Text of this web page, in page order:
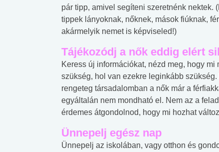
pár tipp, amivel segíteni szeretnénk nektek.
tippek lányoknak, nőknek, mások fiúknak,
akármelyik nemet is képviseled!)
Tájékozódj a nők eddig elért
Keress új információkat, nézd meg, hogy
szükség, hol van ezekre leginkább
rengeteg társadalomban a nők már a
egyáltalán nem mondható el. Nem az a
érdemes átgondolnod, hogy mi hozhat
Ünnepelj egész nap
Ünnepelj az iskolában, vagy otthon és